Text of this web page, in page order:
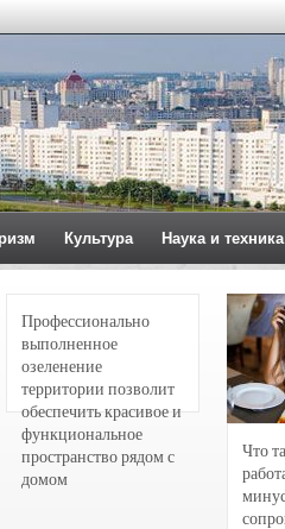
Культура Наука и техника
Профессионально
выполненное
озеленение
территории позволит
обеспечить красивое и
функциональное
пространство рядом с
домом
Что